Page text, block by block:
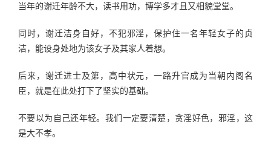
当年的谢迁年龄不大，读书用功，博学多才且又相貌堂堂。
同时，谢迁洁身自好，不犯邪淫，保护住一名年轻女子的贞
洁，能设身处地为该女子及其家人着想。
后来，谢迁进士及第，高中状元，一路升官成为当朝内阁名
臣，就是在此处打下了坚实的基础。
不要以为自己还年轻。我们一定要清楚，贪淫好色，邪淫，这
是大不孝。